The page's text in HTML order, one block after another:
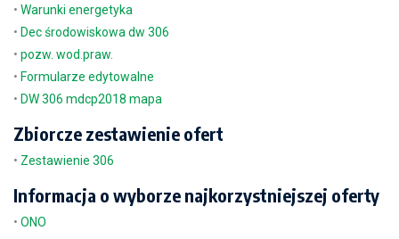
• Warunki energetyka
• Dec środowiskowa dw 306
• pozw. wod.praw.
• Formularze edytowalne
• DW 306 mdcp2018 mapa
Zbiorcze zestawienie ofert
• Zestawienie 306
Informacja o wyborze najkorzystniejszej oferty
• ONO